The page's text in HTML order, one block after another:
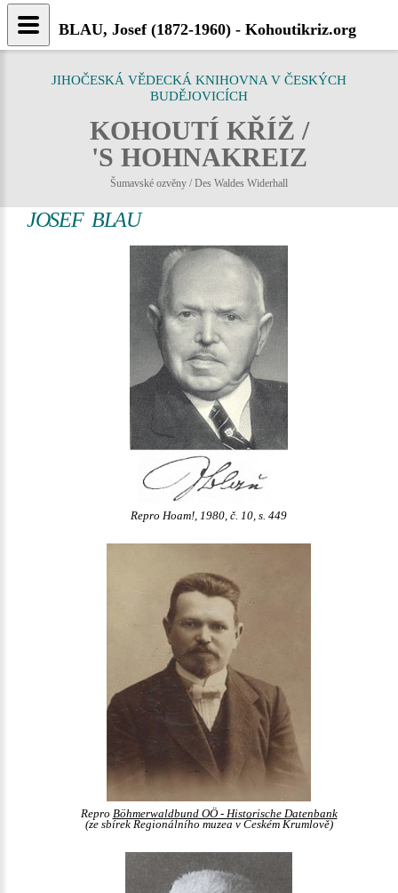
JIHOČESKÁ VĚDECKÁ KNIHOVNA V ČESKÝCH
BUDĚJOVICÍCH
KOHOUTÍ KŘÍŽ /
'S HOHNAKREIZ
Šumavské ozvěny / Des Waldes Widerhall
JOSEF BLAU
Repro Hoam!, 1980, č. 10, s. 449
Repro Böhmerwaldbund OÖ - Historische Datenbank
(ze sbírek Regionálního muzea v Českém Krumlově)
BLAU, Josef (1872-1960) - Kohoutikriz.org